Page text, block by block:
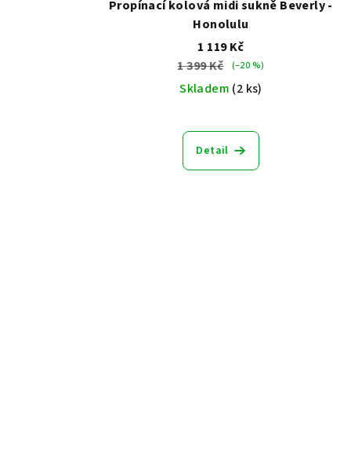
Propínací kolová midi sukně Beverly -
Honolulu
1 119 Kč
1 399 Kč
(–20 %)
Skladem (2 ks)
Detail